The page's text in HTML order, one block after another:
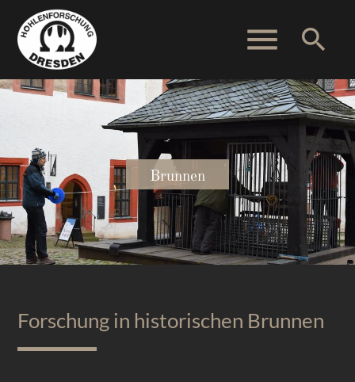
menu search
Suchbegriffe
SUCHEN
Brunnen
Forschung in historischen Brunnen